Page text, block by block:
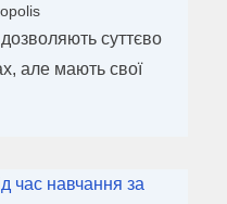
суттєво
але мають свої